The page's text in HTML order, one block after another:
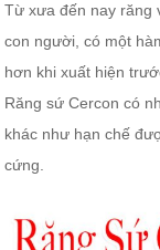
Từ xưa đến nay răng
con người, có một
hơn khi xuất hiện
Răng sứ Cercon có
khác như hạn chế
cứng.